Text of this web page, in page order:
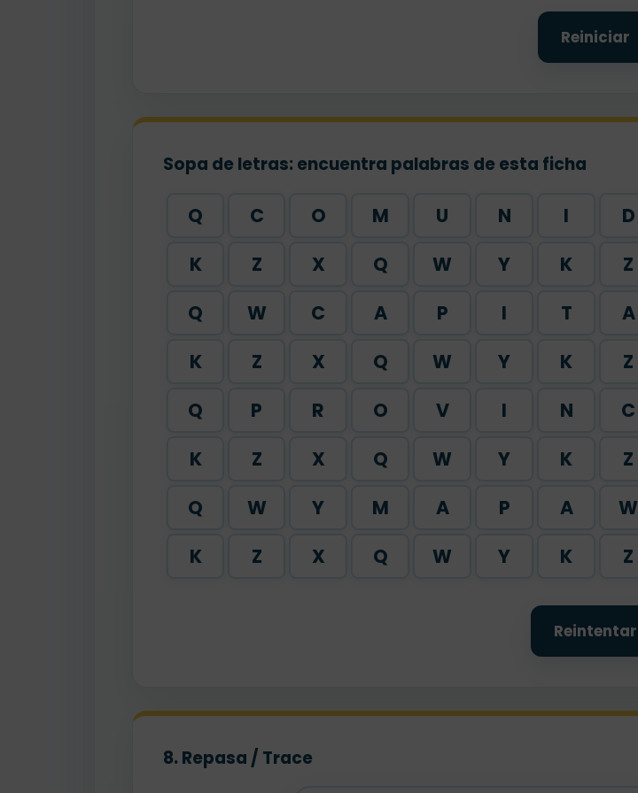
Reiniciar
Sopa de letras: encuentra palabras de esta ficha
Q C O M U N I D
K
Z X Q W Y K Z
Q
W C A P I T A
K
Z X Q W Y K Z
Q
P R O V I N C
K
Z X Q W Y K Z
Q
W Y M A P A W
K
Z X Q W Y K Z
Reintentar
8. Repasa / Trace